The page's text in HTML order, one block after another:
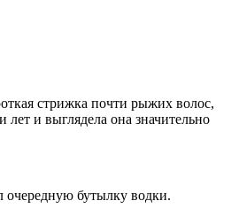
стрижка почти рыжих волос,
и выглядела она значительно
очередную бутылку водки.